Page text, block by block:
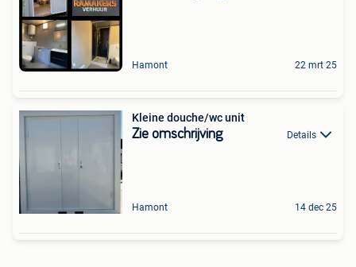
Hamont 22 mrt 25
Kleine douche/wc unit
Zie omschrijving Details
Hamont 14 dec 25